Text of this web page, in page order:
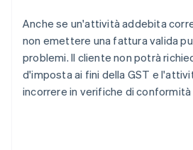
Anche se un'attività addebita
non emettere una fattura valida
problemi. Il cliente non potrà
d'imposta ai fini della GST e
incorrere in verifiche di conformità